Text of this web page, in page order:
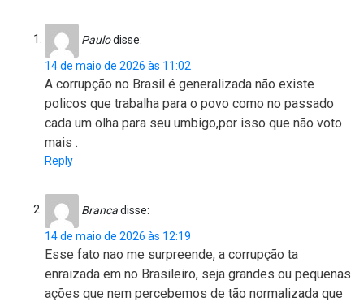
Paulodisse:
14 de maio de 2026 às 11:02
A corrupção no Brasil é generalizada não existe
policos que trabalha para o povo como no passado
cada um olha para seu umbigo,por isso que não voto
mais .
Reply
Brancadisse:
14 de maio de 2026 às 12:19
Esse fato nao me surpreende, a corrupção ta
enraizada em no Brasileiro, seja grandes ou pequenas
ações que nem percebemos de tão normalizada que